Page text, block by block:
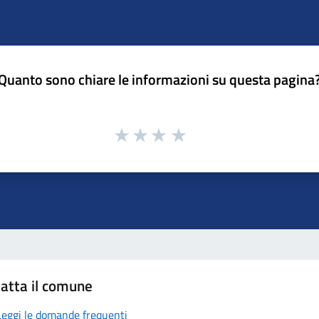
sono chiare le informazioni su questa
il comune
le domande frequenti